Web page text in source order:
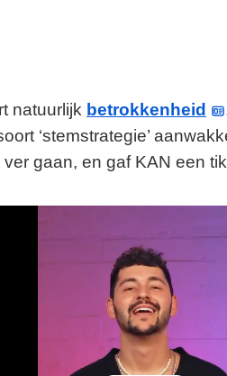
natuurlijk betrokkenheid
‘stemstrategie’
gaan, en gaf KAN een